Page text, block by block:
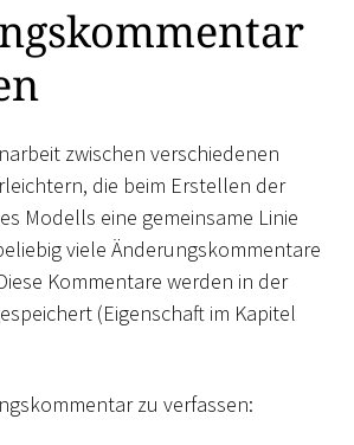
zwischen verschiedenen
die beim Erstellen der
Modells eine gemeinsame Linie
viele Änderungskommentare
Kommentare werden in der
(Eigenschaft im Kapitel
zu verfassen: